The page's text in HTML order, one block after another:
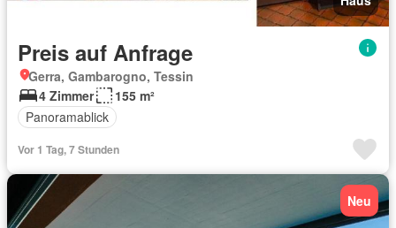
Preis auf Anfrage
Gerra, Gambarogno, Tessin
4 Zimmer
155 m²
Panoramablick
Vor 1 Tag, 7 Stunden
Neu